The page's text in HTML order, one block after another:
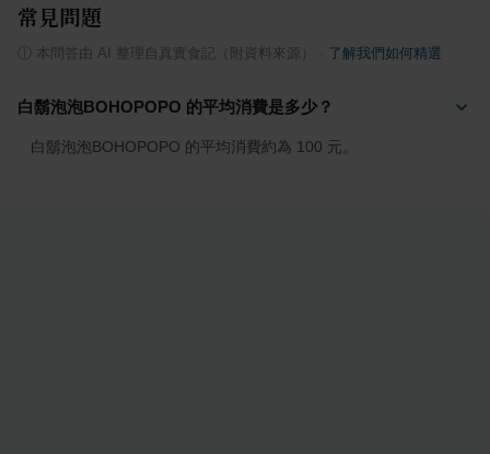
常見問題
本問答由 AI 整理自真實食記（附資料來源） 了解我們如何精選
白鬍泡泡BOHOPOPO 的平均消費是多少？
白鬍泡泡BOHOPOPO 的平均消費約為 100 元。